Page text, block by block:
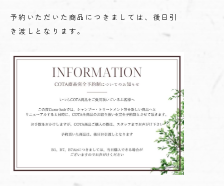
予約いただいた商品につきましては、後日引
き渡しとなります。